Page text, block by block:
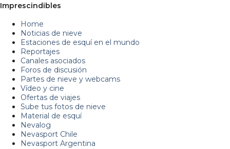
Imprescindibles
Home
Noticias de nieve
Estaciones de esquí en el mundo
Reportajes
Canales asociados
Foros de discusión
Partes de nieve y webcams
Vídeo y cine
Ofertas de viajes
Sube tus fotos de nieve
Material de esquí
Nevalog
Nevasport Chile
Nevasport Argentina